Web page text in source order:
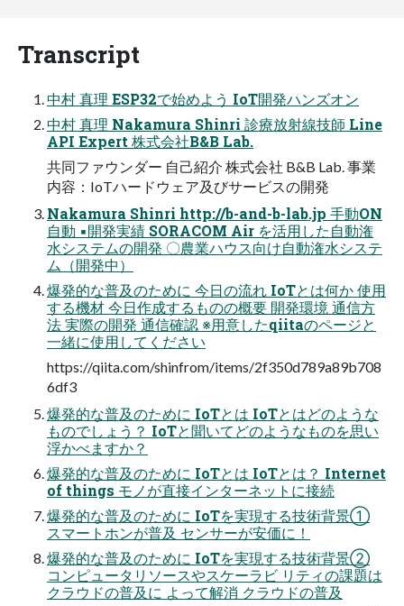
Transcript
中村 真理 ESP32で始めよう IoT開発ハンズオン
中村 真理 Nakamura Shinri 診療放射線技師 Line
API Expert 株式会社B&B Lab.
共同ファウンダー 自己紹介 株式会社 B&B Lab. 事業
内容：IoTハードウェア及びサービスの開発
Nakamura Shinri http://b-and-b-lab.jp 手動ON
自動 ▪開発実績 SORACOM Air を活用した自動潅
水システムの開発 〇農業ハウス向け自動潅水システ
ム（開発中）
爆発的な普及のために 今日の流れ IoTとは何か 使用
する機材 今日作成するものの概要 開発環境 通信方
法 実際の開発 通信確認 ※用意したqiitaのページと
一緒に使用してください
https://qiita.com/shinfrom/items/2f350d789a89b708
6df3
爆発的な普及のために IoTとは IoTとはどのような
ものでしょう？ IoTと聞いてどのようなものを思い
浮かべますか？
爆発的な普及のために IoTとは IoTとは？ Internet
of things モノが直接インターネットに接続
爆発的な普及のために IoTを実現する技術背景①
スマートホンが普及 センサーが安価に！
爆発的な普及のために IoTを実現する技術背景②
コンピュータリソースやスケーラビ リティの課題は
クラウドの普及に よって解消 クラウドの普及